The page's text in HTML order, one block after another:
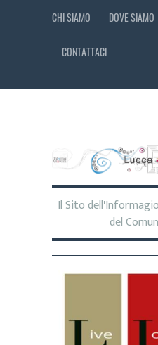
CHI SIAMO DOVE SIAMO
CONTATTACI
Il Sito
del